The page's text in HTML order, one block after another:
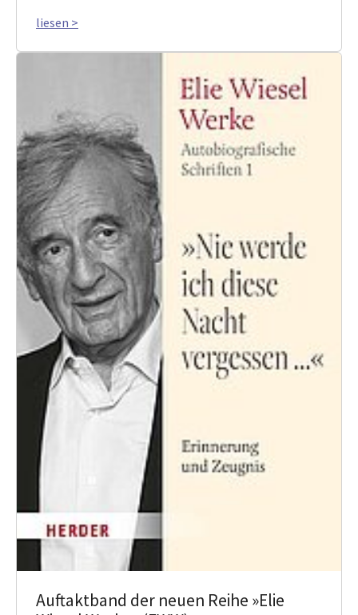
liesen >
Auftaktband der neuen Reihe »Elie